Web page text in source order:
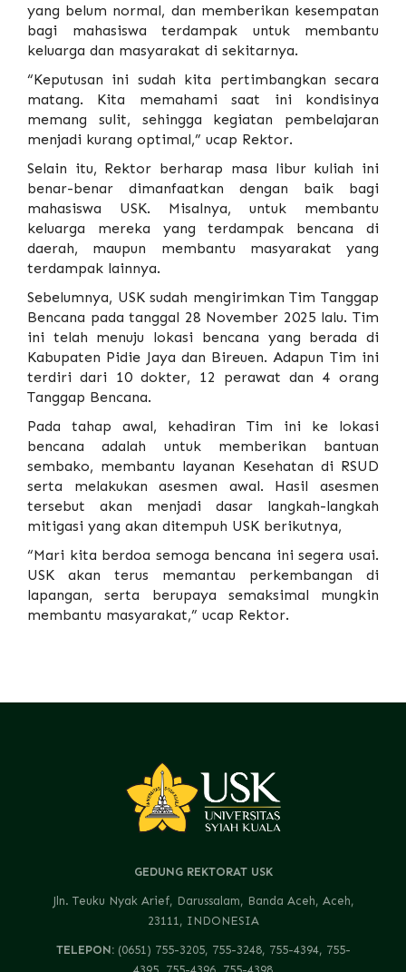
yang belum normal, dan memberikan kesempatan
bagi mahasiswa terdampak untuk membantu
keluarga dan masyarakat di sekitarnya.
“Keputusan ini sudah kita pertimbangkan secara
matang. Kita memahami saat ini kondisinya
memang sulit, sehingga kegiatan pembelajaran
menjadi kurang optimal,” ucap Rektor.
Selain itu, Rektor berharap masa libur kuliah ini
benar-benar dimanfaatkan dengan baik bagi
mahasiswa USK. Misalnya, untuk membantu
keluarga mereka yang terdampak bencana di
daerah, maupun membantu masyarakat yang
terdampak lainnya.
Sebelumnya, USK sudah mengirimkan Tim Tanggap
Bencana pada tanggal 28 November 2025 lalu. Tim
ini telah menuju lokasi bencana yang berada di
Kabupaten Pidie Jaya dan Bireuen. Adapun Tim ini
terdiri dari 10 dokter, 12 perawat dan 4 orang
Tanggap Bencana.
Pada tahap awal, kehadiran Tim ini ke lokasi
bencana adalah untuk memberikan bantuan
sembako, membantu layanan Kesehatan di RSUD
serta melakukan asesmen awal. Hasil asesmen
tersebut akan menjadi dasar langkah-langkah
mitigasi yang akan ditempuh USK berikutnya,
“Mari kita berdoa semoga bencana ini segera usai.
USK akan terus memantau perkembangan di
lapangan, serta berupaya semaksimal mungkin
membantu masyarakat,” ucap Rektor.
GEDUNG REKTORAT USK
Jln. Teuku Nyak Arief, Darussalam, Banda Aceh, Aceh,
23111, INDONESIA
TELEPON: (0651) 755-3205, 755-3248, 755-4394, 755-